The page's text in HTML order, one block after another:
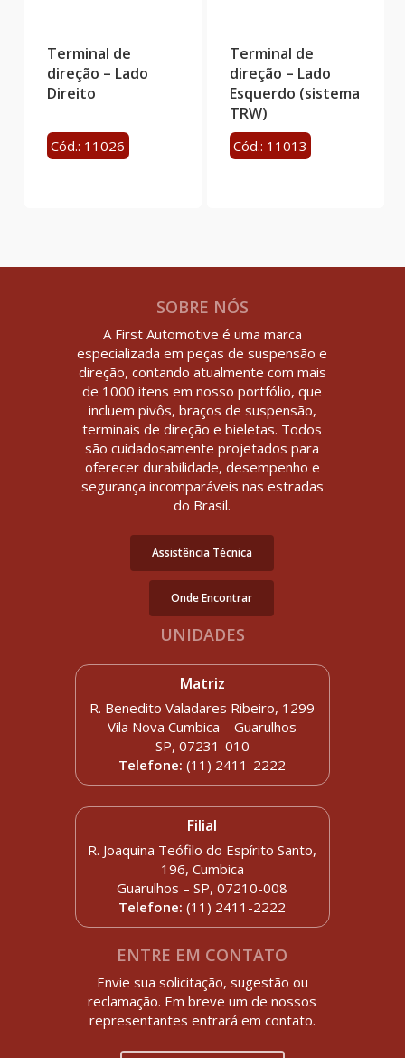
Terminal de
direção – Lado
Direito
Cód.: 11026
Terminal de
direção – Lado
Esquerdo (sistema
TRW)
Cód.: 11013
SOBRE NÓS
A First Automotive é uma marca
especializada em peças de suspensão e
direção, contando atualmente com mais
de 1000 itens em nosso portfólio, que
incluem pivôs, braços de suspensão,
terminais de direção e bieletas. Todos
são cuidadosamente projetados para
oferecer durabilidade, desempenho e
segurança incomparáveis nas estradas
do Brasil.
Assistência Técnica
Onde Encontrar
UNIDADES
Matriz
R. Benedito Valadares Ribeiro, 1299
– Vila Nova Cumbica – Guarulhos –
SP, 07231-010
Telefone:(11) 2411-2222
Filial
R. Joaquina Teófilo do Espírito Santo,
196, Cumbica
Guarulhos – SP, 07210-008
Telefone: (11) 2411-2222
ENTRE EM CONTATO
Envie sua solicitação, sugestão ou
reclamação. Em breve um de nossos
representantes entrará em contato.